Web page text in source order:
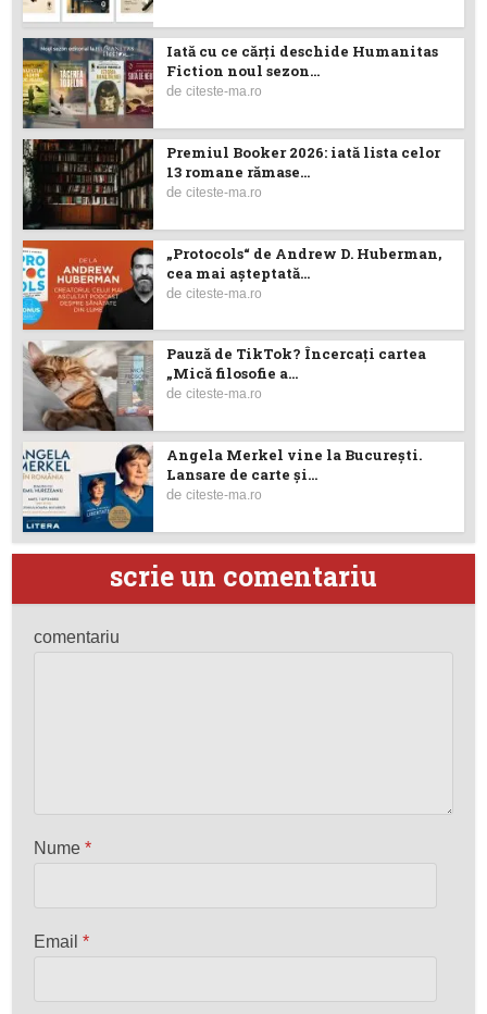
Iată cu ce cărţi deschide Humanitas
Fiction noul sezon...
deciteste-ma.ro
Premiul Booker 2026: iată lista celor
13 romane rămase...
deciteste-ma.ro
„Protocols“ de Andrew D. Huberman,
cea mai așteptată...
deciteste-ma.ro
Pauză de TikTok? Încercaţi cartea
„Mică filosofie a...
deciteste-ma.ro
Angela Merkel vine la București.
Lansare de carte şi...
deciteste-ma.ro
scrie un comentariu
comentariu
Nume*
Email*